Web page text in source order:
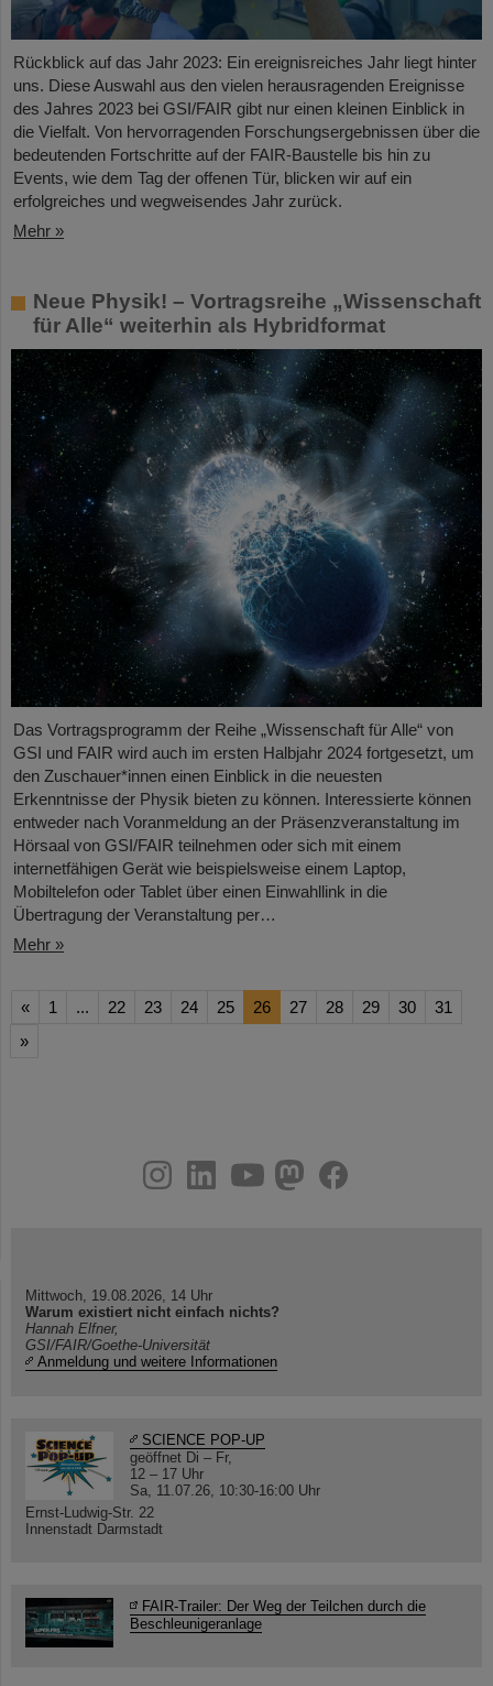
Rückblick auf das Jahr 2023: Ein ereignisreiches Jahr liegt hinter
uns. Diese Auswahl aus den vielen herausragenden Ereignisse
des Jahres 2023 bei GSI/FAIR gibt nur einen kleinen Einblick in
die Vielfalt. Von hervorragenden Forschungsergebnissen über die
bedeutenden Fortschritte auf der FAIR-Baustelle bis hin zu
Events, wie dem Tag der offenen Tür, blicken wir auf ein
erfolgreiches und wegweisendes Jahr zurück.
Mehr »
Neue Physik! – Vortragsreihe „Wissenschaft
für Alle“ weiterhin als Hybridformat
Das Vortragsprogramm der Reihe „Wissenschaft für Alle“ von
GSI und FAIR wird auch im ersten Halbjahr 2024 fortgesetzt, um
den Zuschauer*innen einen Einblick in die neuesten
Erkenntnisse der Physik bieten zu können. Interessierte können
entweder nach Voranmeldung an der Präsenzveranstaltung im
Hörsaal von GSI/FAIR teilnehmen oder sich mit einem
internetfähigen Gerät wie beispielsweise einem Laptop,
Mobiltelefon oder Tablet über einen Einwahllink in die
Übertragung der Veranstaltung per…
Mehr »
« 1 ... 22 23 24 25 26 27 28 29 30
31
»
youtube
helmholtz.social
facebook
Mittwoch, 19.08.2026, 14 Uhr
Warum existiert nicht einfach nichts?
Hannah Elfner,
GSI/FAIR/Goethe-Universität
Anmeldung und weitere Informationen
SCIENCE POP-UP
geöffnet Di – Fr,
12 – 17 Uhr
Sa, 11.07.26, 10:30-16:00 Uhr
Ernst-Ludwig-Str. 22
Innenstadt Darmstadt
FAIR-Trailer: Der Weg der Teilchen durch die
Beschleunigeranlage